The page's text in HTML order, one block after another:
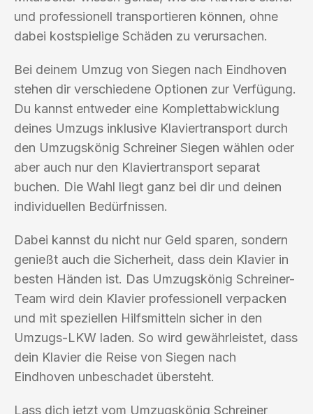
und professionell transportieren können, ohne
dabei kostspielige Schäden zu verursachen.
Bei deinem Umzug von Siegen nach Eindhoven
stehen dir verschiedene Optionen zur Verfügung.
Du kannst entweder eine Komplettabwicklung
deines Umzugs inklusive Klaviertransport durch
den Umzugskönig Schreiner Siegen wählen oder
aber auch nur den Klaviertransport separat
buchen. Die Wahl liegt ganz bei dir und deinen
individuellen Bedürfnissen.
Dabei kannst du nicht nur Geld sparen, sondern
genießt auch die Sicherheit, dass dein Klavier in
besten Händen ist. Das Umzugskönig Schreiner-
Team wird dein Klavier professionell verpacken
und mit speziellen Hilfsmitteln sicher in den
Umzugs-LKW laden. So wird gewährleistet, dass
dein Klavier die Reise von Siegen nach
Eindhoven unbeschadet übersteht.
Lass dich jetzt vom Umzugskönig Schreiner